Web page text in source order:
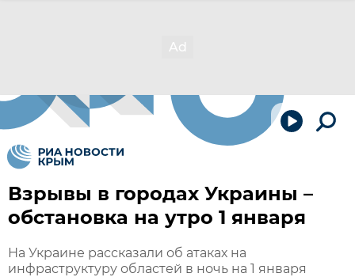
Взрывы в городах Украины –
обстановка на утро 1 января
На Украине рассказали об атаках на
инфраструктуру областей в ночь на 1 января